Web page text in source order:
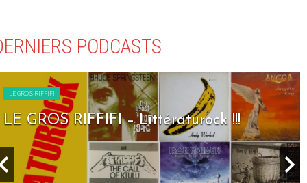
PODCASTS
LE GROS RIFFIFI
LE GROS RIFFIFI – Seven Days To Rock !!!